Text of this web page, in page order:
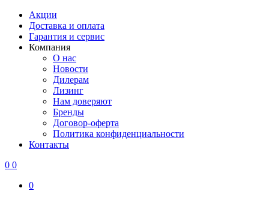
Акции
Доставка и оплата
Гарантия и сервис
Компания
О нас
Новости
Дилерам
Лизинг
Нам доверяют
Бренды
Договор-оферта
Политика конфиденциальности
Контакты
0 0
0